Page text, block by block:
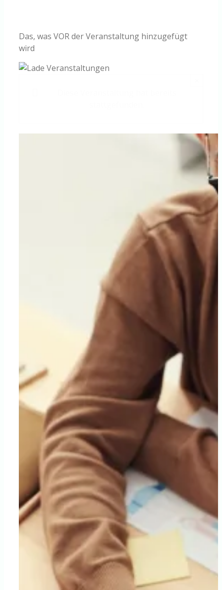
Intelligent Swarming
Community
Das, was VOR der Veranstaltung hinzugefügt
wird